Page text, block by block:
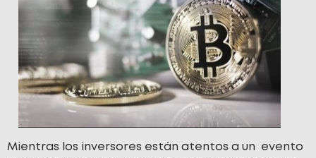
Mientras los inversores están atentos a un evento